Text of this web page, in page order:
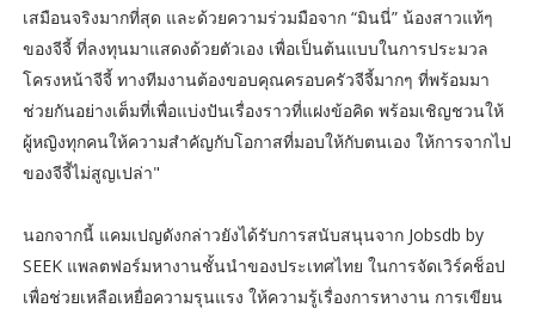
เสมือนจริงมากที่สุด และด้วยความร่วมมือจาก “มินนี่” น้องสาวแท้ๆ
ของจีจี้ ที่ลงทุนมาแสดงด้วยตัวเอง เพื่อเป็นต้นแบบในการประมวล
โครงหน้าจีจี้ ทางทีมงานต้องขอบคุณครอบครัวจีจี้มากๆ ที่พร้อมมา
ช่วยกันอย่างเต็มที่เพื่อแบ่งปันเรื่องราวที่แฝงข้อคิด พร้อมเชิญชวนให้
ผู้หญิงทุกคนให้ความสำคัญกับโอกาสที่มอบให้กับตนเอง ให้การจากไป
ของจีจี้ไม่สูญเปล่า"
นอกจากนี้ แคมเปญดังกล่าวยังได้รับการสนับสนุนจาก Jobsdb by
SEEK แพลตฟอร์มหางานชั้นนำของประเทศไทย ในการจัดเวิร์คช็อป
เพื่อช่วยเหลือเหยื่อความรุนแรง ให้ความรู้เรื่องการหางาน การเขียน